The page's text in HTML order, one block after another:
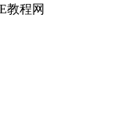
教程网